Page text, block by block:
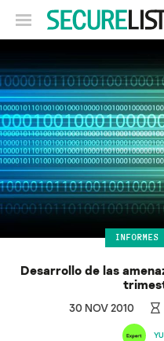
INFORMES
Desarrollo de las
30 NOV 2010